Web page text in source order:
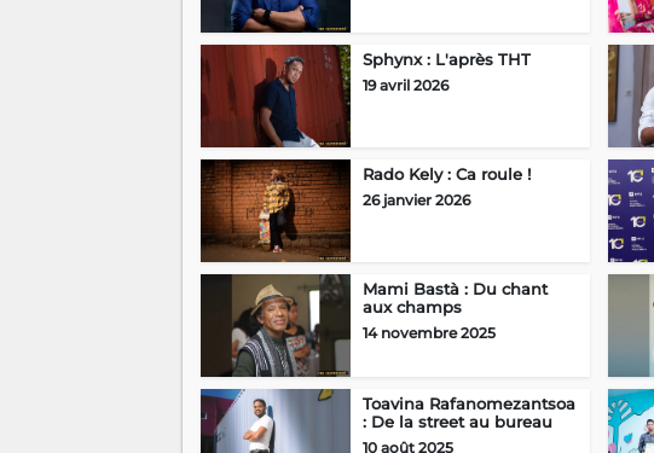
Sphynx : L'après THT
19 avril 2026
Rado Kely : Ca roule !
26 janvier 2026
Mami Bastà : Du chant
aux champs
14 novembre 2025
Toavina Rafanomezantsoa
: De la street au bureau
10 août 2025